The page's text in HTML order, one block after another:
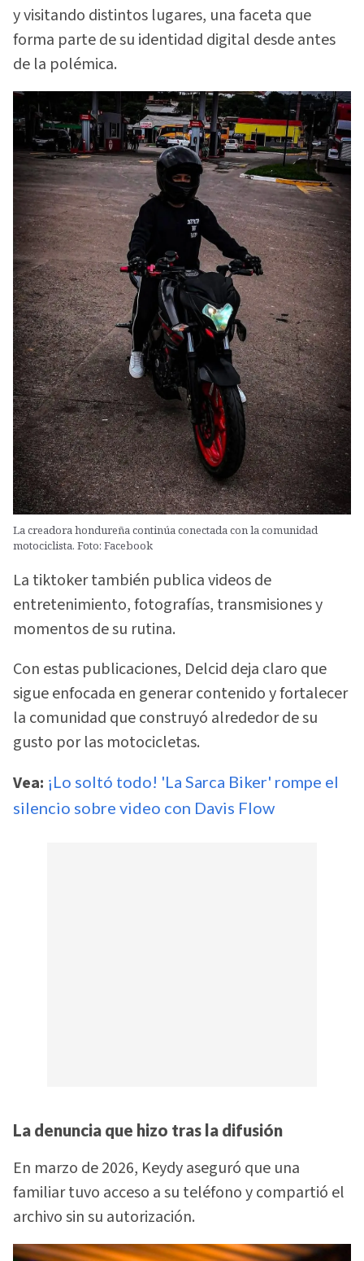
y visitando distintos lugares, una faceta que
forma parte de su identidad digital desde antes
de la polémica.
La creadora hondureña continúa conectada con la comunidad
motociclista. Foto: Facebook
La tiktoker también publica videos de
entretenimiento, fotografías, transmisiones y
momentos de su rutina.
Con estas publicaciones, Delcid deja claro que
sigue enfocada en generar contenido y fortalecer
la comunidad que construyó alrededor de su
gusto por las motocicletas.
Vea: ¡Lo soltó todo! 'La Sarca Biker' rompe el
silencio sobre video con Davis Flow
La denuncia que hizo tras la difusión
En marzo de 2026, Keydy aseguró que una
familiar tuvo acceso a su teléfono y compartió el
archivo sin su autorización.